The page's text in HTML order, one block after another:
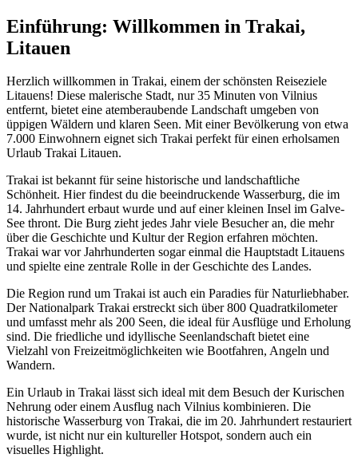
Einführung: Willkommen in Trakai,
Litauen
Herzlich willkommen in Trakai, einem der schönsten Reiseziele
Litauens! Diese malerische Stadt, nur 35 Minuten von Vilnius
entfernt, bietet eine atemberaubende Landschaft umgeben von
üppigen Wäldern und klaren Seen. Mit einer Bevölkerung von etwa
7.000 Einwohnern eignet sich Trakai perfekt für einen erholsamen
Urlaub Trakai Litauen.
Trakai ist bekannt für seine historische und landschaftliche
Schönheit. Hier findest du die beeindruckende Wasserburg, die im
14. Jahrhundert erbaut wurde und auf einer kleinen Insel im Galve-
See thront. Die Burg zieht jedes Jahr viele Besucher an, die mehr
über die Geschichte und Kultur der Region erfahren möchten.
Trakai war vor Jahrhunderten sogar einmal die Hauptstadt Litauens
und spielte eine zentrale Rolle in der Geschichte des Landes.
Die Region rund um Trakai ist auch ein Paradies für Naturliebhaber.
Der Nationalpark Trakai erstreckt sich über 800 Quadratkilometer
und umfasst mehr als 200 Seen, die ideal für Ausflüge und Erholung
sind. Die friedliche und idyllische Seenlandschaft bietet eine
Vielzahl von Freizeitmöglichkeiten wie Bootfahren, Angeln und
Wandern.
Ein Urlaub in Trakai lässt sich ideal mit dem Besuch der Kurischen
Nehrung oder einem Ausflug nach Vilnius kombinieren. Die
historische Wasserburg von Trakai, die im 20. Jahrhundert restauriert
wurde, ist nicht nur ein kultureller Hotspot, sondern auch ein
visuelles Highlight.